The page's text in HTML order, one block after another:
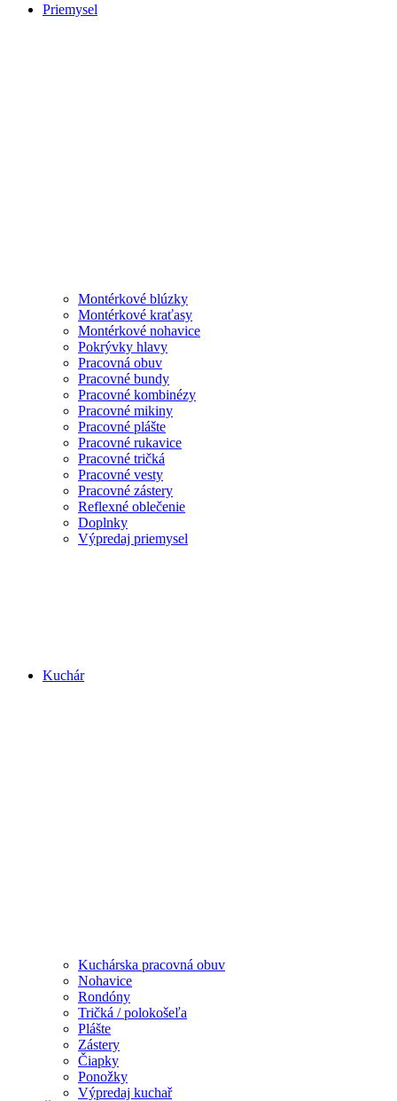
Priemysel
Montérkové blúzky
Montérkové kraťasy
Montérkové nohavice
Pokrývky hlavy
Pracovná obuv
Pracovné bundy
Pracovné kombinézy
Pracovné mikiny
Pracovné plášte
Pracovné rukavice
Pracovné tričká
Pracovné vesty
Pracovné zástery
Reflexné oblečenie
Doplnky
Výpredaj priemysel
Kuchár
Kuchárska pracovná obuv
Nohavice
Rondóny
Tričká / polokošeľa
Plášte
Zástery
Čiapky
Ponožky
Výpredaj kuchař